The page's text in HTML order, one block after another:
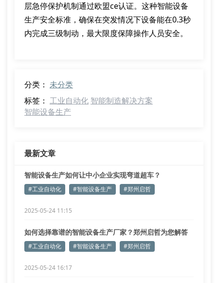
层急停保护机制通过欧盟ce认证。这种智能设备
生产安全标准，确保在突发情况下设备能在0.3秒
内完成三级制动，最大限度保障操作人员安全。
分类： 未分类
标签： 工业自动化 智能制造解决方案
智能设备生产
最新文章
智能设备生产如何让中小企业实现弯道超车？
#工业自动化 #智能设备生产 #郑州启哲
2025-05-24 11:15
如何选择靠谱的智能设备生产厂家？郑州启哲为您解答
#工业自动化 #智能设备生产 #郑州启哲
2025-05-24 16:17